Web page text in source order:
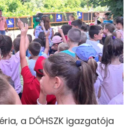
a DÓHSZK igazgatója